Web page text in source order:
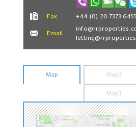
Fax +44 (0) 20 7373 6455
Email
Map Map2
Map3